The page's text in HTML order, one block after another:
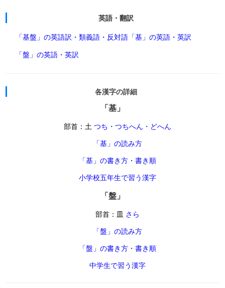
英語・翻訳
「基盤」の英語訳・類義語・反対語 「基」の英語・英訳
「盤」の英語・英訳
各漢字の詳細
「基」
部首：土 つち・つちへん・どへん
「基」の読み方
「基」の書き方・書き順
小学校五年生で習う漢字
「盤」
部首：皿 さら
「盤」の読み方
「盤」の書き方・書き順
中学生で習う漢字